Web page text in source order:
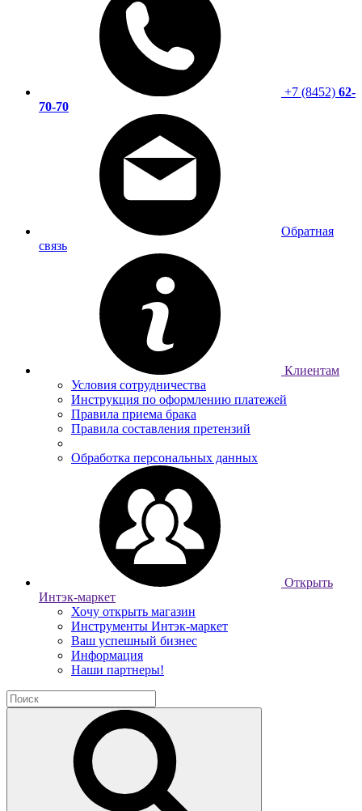
+7 (8452) 62-
70-70
Обратная
связь
Клиентам
Условия сотрудничества
Инструкция по оформлению платежей
Правила приема брака
Правила составления претензий
Обработка персональных данных
Открыть
Интэк-маркет
Хочу открыть магазин
Инструменты Интэк-маркет
Ваш успешный бизнес
Информация
Наши партнеры!